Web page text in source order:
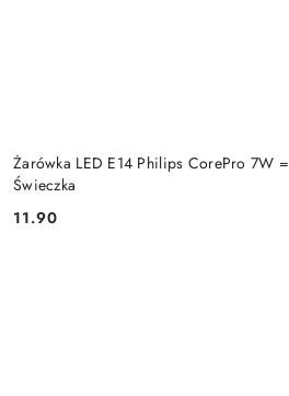
Żarówka LED E14 Philips CorePro 7W
Świeczka
Cena:
11.90